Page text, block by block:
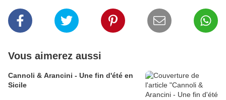
Vous aimerez aussi
Cannoli & Arancini - Une fin d'été en
Sicile